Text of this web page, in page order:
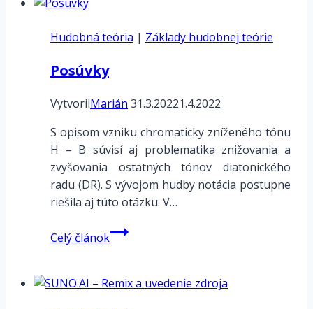
Hudobná teória | Základy hudobnej teórie
Posúvky
VytvorilMarián 31.3.20221.4.2022
S opisom vzniku chromaticky zníženého tónu
H – B súvisí aj problematika znižovania a
zvyšovania ostatných tónov diatonického
radu (DR). S vývojom hudby notácia postupne
riešila aj túto otázku. V…
Celý článokPosúvky